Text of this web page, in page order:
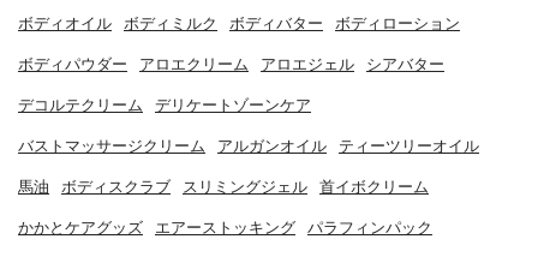
ボディオイル ボディミルク ボディバター ボディローション
ボディパウダー アロエクリーム アロエジェル シアバター
デコルテクリーム デリケートゾーンケア
バストマッサージクリーム アルガンオイル ティーツリーオイル
馬油 ボディスクラブ スリミングジェル 首イボクリーム
かかとケアグッズ エアーストッキング パラフィンパック